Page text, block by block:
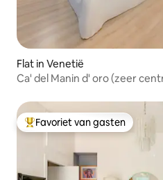
Flat in Venetië
Ca' del Manin d' oro (zeer
Topfavoriet van gasten
Favoriet van gasten